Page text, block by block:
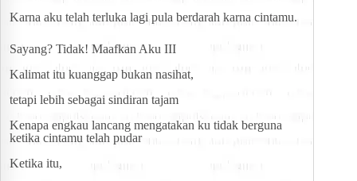
Karna aku telah terluka lagi pula berdarah karna cintamu.
Sayang? Tidak! Maafkan Aku III
Kalimat itu kuanggap bukan nasihat,
tetapi lebih sebagai sindiran tajam
Kenapa engkau lancang mengatakan ku tidak berguna
ketika cintamu telah pudar
Ketika itu,